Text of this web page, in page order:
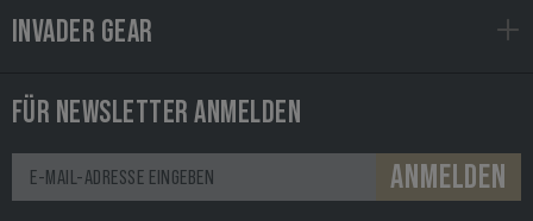
INVADER GEAR
FÜR NEWSLETTER ANMELDEN
ANMELDEN